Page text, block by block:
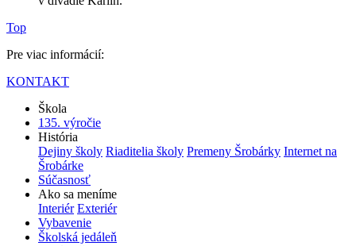
Top
Pre viac informácií:
KONTAKT
Škola
135. výročie
História
Dejiny školy Riaditelia školy Premeny Šrobárky Internet na
Šrobárke
Súčasnosť
Ako sa meníme
Interiér Exteriér
Vybavenie
Školská jedáleň